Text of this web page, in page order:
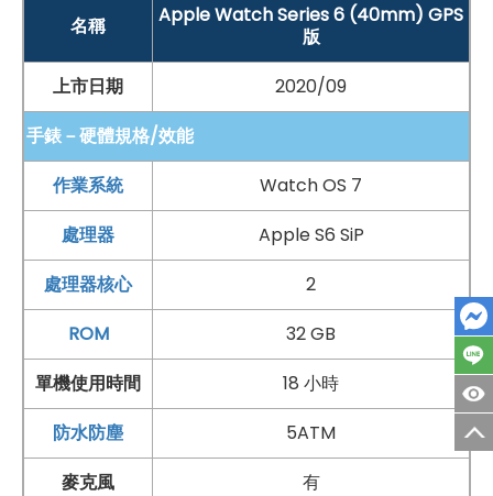
AppleWatch Series 6 能監測你的心臟，並透過「心
率」app 的通知功能，在出現異常狀況時發出通知，讓你
採取行動，諮詢醫生
美好的一天，從一夜好眠開始
充足的睡眠，對身體健康至關重要
全新的「睡眠」app 幫助培養規律的就寢習慣，並能追蹤
每晚的睡眠趨勢，有助你設定並達成個人睡眠目標
一切所需，一路隨你行
戴上AppleWatch Series 6，無論你身在何處，一切關
心的人與事都能與你緊緊相連
而且透過行動網路，即使手機不在身邊也能保持連線
名稱
Apple Watch Series 6 (40mm) GPS
版
上市日期
2020/09
手錶－硬體規格/效能
作業系統
Watch OS 7
處理器
Apple S6 SiP
處理器核心
2
ROM
32 GB
單機使用時間
18 小時
防水防塵
5ATM
麥克風
有